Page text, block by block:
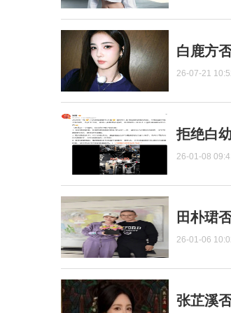
白鹿方
26-07-21
拒绝白
26-01-08
田朴珺
26-01-06
张芷溪